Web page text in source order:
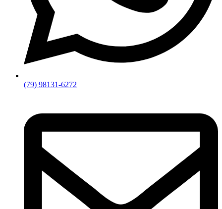
(79) 98131-6272